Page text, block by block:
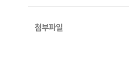
첨부파일